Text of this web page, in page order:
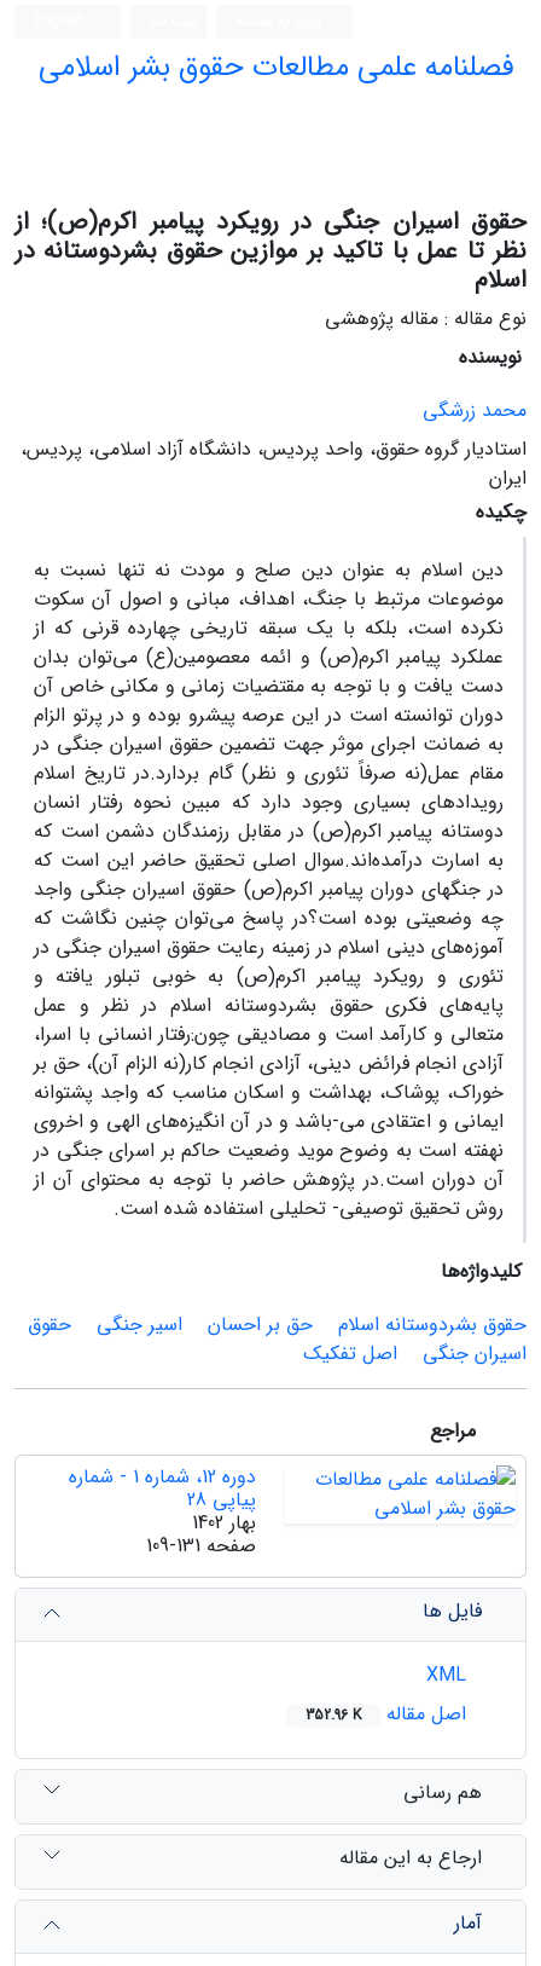
فصلنامه علمی مطالعات حقوق بشر اسلامی
حقوق اسیران جنگی در رویکرد پیامبر اکرم(ص)؛ از
نظر تا عمل با تاکید بر موازین حقوق بشردوستانه در
اسلام
نوع مقاله : مقاله پژوهشی
نویسنده
محمد زرشگی
استادیار گروه حقوق، واحد پردیس، دانشگاه آزاد اسلامی، پردیس،
ایران
چکیده
دین اسلام به عنوان دین صلح و مودت نه تنها نسبت به
موضوعات مرتبط با جنگ، اهداف، مبانی و اصول آن سکوت
نکرده است، بلکه با یک سبقه تاریخی چهارده قرنی که از
عملکرد پیامبر اکرم(ص) و ائمه معصومین(ع) می‌توان بدان
دست یافت و با توجه به مقتضیات زمانی و مکانی خاص آن
دوران توانسته است در این عرصه پیشرو بوده و در پرتو الزام
به ضمانت اجرای موثر جهت تضمین حقوق اسیران جنگی در
مقام عمل(نه صرفاً تئوری و نظر) گام بردارد.در تاریخ اسلام
رویدادهای بسیاری وجود دارد که مبین نحوه رفتار انسان
دوستانه پیامبر اکرم(ص) در مقابل رزمندگان دشمن است که
به اسارت درآمده‌اند.سوال اصلی تحقیق حاضر این است که
در جنگهای دوران پیامبر اکرم(ص) حقوق اسیران جنگی واجد
چه وضعیتی بوده است؟در پاسخ می‌توان چنین نگاشت که
آموزه‌های دینی اسلام در زمینه رعایت حقوق اسیران جنگی در
تئوری و رویکرد پیامبر اکرم(ص) به خوبی تبلور یافته و
پایه‌های فکری حقوق بشردوستانه اسلام در نظر و عمل
متعالی‌ و کارآمد است و مصادیقی چون:رفتار انسانی با اسرا،
آزادی انجام فرائض دینی، آزادی انجام کار(نه الزام آن)، حق بر
خوراک، پوشاک، بهداشت و اسکان مناسب که واجد پشتوانه
ایمانی و اعتقادی می-باشد و در آن انگیزه‌های الهی و اخروی
نهفته است به وضوح موید وضعیت حاکم بر اسرای جنگی در
آن دوران است.در پژوهش حاضر با توجه به محتوای آن از
روش تحقیق توصیفی- تحلیلی استفاده شده است.
کلیدواژه‌ها
حقوق بشردوستانه اسلام
حق بر احسان اسیر جنگی
حقوق
اسیران جنگی
اصل تفکیک
مراجع
دوره 12، شماره 1 - شماره
پیاپی 28
بهار 1402
صفحه 109-131
فایل ها
اصل مقاله
352.96 K
هم رسانی
ارجاع به این مقاله
آمار